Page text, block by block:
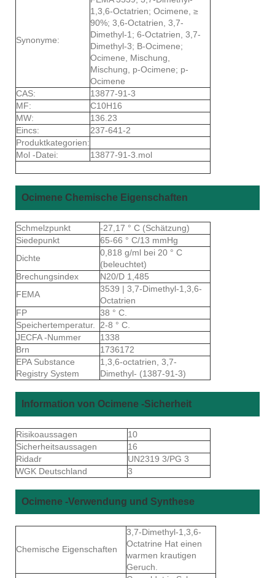
Synonyme:
1,3,6-Octatrien; Ocimene, ≥
90%; 3,6-Octatrien, 3,7-
Dimethyl-1; 6-Octatrien, 3,7-
Dimethyl-3; B-Ocimene;
Ocimene, Mischung,
Mischung, p-Ocimene; p-
Ocimene
CAS:
13877-91-3
MF:
C10H16
MW:
136.23
Eincs:
237-641-2
Produktkategorien:
Mol -Datei:
13877-91-3.mol
Ocimene Chemische Eigenschaften
Schmelzpunkt
-27,17 ° C (Schätzung)
Siedepunkt
65-66 ° C/13 mmHg
Dichte
0,818 g/ml bei 20 ° C
(beleuchtet)
Brechungsindex
N20/D 1,485
FEMA
3539 | 3,7-Dimethyl-1,3,6-
Octatrien
FP
38 ° C.
Speichertemperatur.
2-8 ° C.
JECFA -Nummer
1338
Brn
1736172
EPA Substance
Registry System
1,3,6-octatrien, 3,7-
Dimethyl- (1387-91-3)
Information von Ocimene -Sicherheit
Risikoaussagen
10
Sicherheitsaussagen
16
Ridadr
UN2319 3/PG 3
WGK Deutschland
3
Ocimene -Verwendung und Synthese
Chemische Eigenschaften
3,7-Dimethyl-1,3,6-
Octatrine Hat einen
warmen krautigen
Geruch.